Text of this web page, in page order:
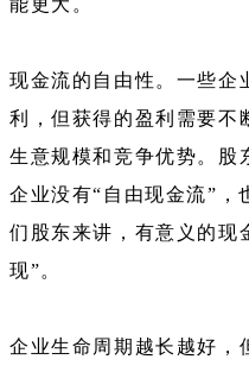
现金流的自由性。一些企
利，但获得的盈利需要不
生意规模和竞争优势。股
企业没有“自由现金流”，
们股东来讲，有意义的现
现”。
企业生命周期越长越好，